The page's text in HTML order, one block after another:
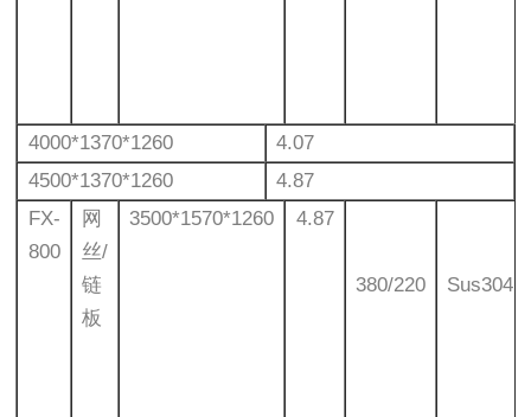
4000*1370*1260
4.07
4500*1370*1260
4.87
FX-
800
网
丝/
链
板
3500*1570*1260 4.87
380/220 Sus304